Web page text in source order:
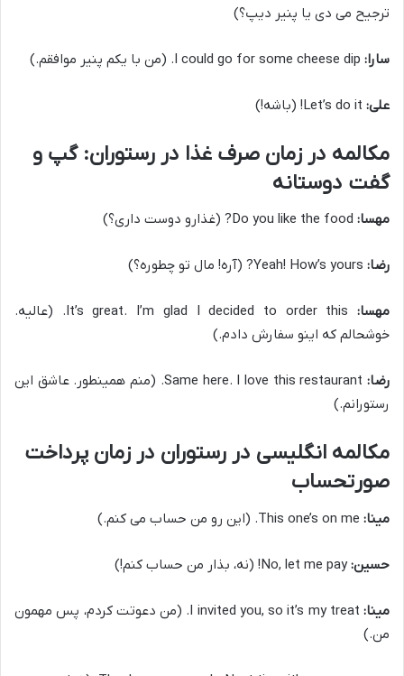
ترجیح می دی یا پنیر دیپ؟)
سارا:
علی:
مکالمه در زمان صرف غذا در رستوران: گپ و
گفت دوستانه
مهسا:
رضا:
مهسا:
It’s great. I’m glad I decided to order this. (عالیه.
خوشحالم که اینو سفارش دادم.)
رضا:
Same here. I love this restaurant. (منم همینطور. عاشق این
رستورانم.)
مکالمه انگلیسی در رستوران در زمان پرداخت
صورتحساب
مینا:
حسین:No, let me pay! (نه، بذار من حساب کنم!)
مینا:
I invited you, so it’s my treat. (من دعوتت کردم، پس مهمون
من.)